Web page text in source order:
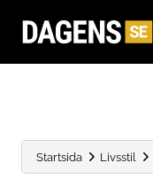
Startsida Livsstil